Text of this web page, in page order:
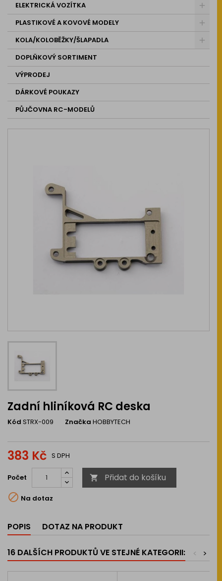
ELEKTRICKÁ VOZÍTKA
PLASTIKOVÉ A KOVOVÉ MODELY
KOLA/KOLOBĚŽKY/ŠLAPADLA
DOPLŇKOVÝ SORTIMENT
VÝPRODEJ
DÁRKOVÉ POUKAZY
PŮJČOVNA RC-MODELŮ
Zadní hliníková RC deska
Kód STRX-009 Značka HOBBYTECH
383 Kč S DPH
Počet  Přidat do košíku
 Na dotaz
POPIS DOTAZ NA PRODUKT
16 DALŠÍCH PRODUKTŮ VE STEJNÉ KATEGORII: >
<